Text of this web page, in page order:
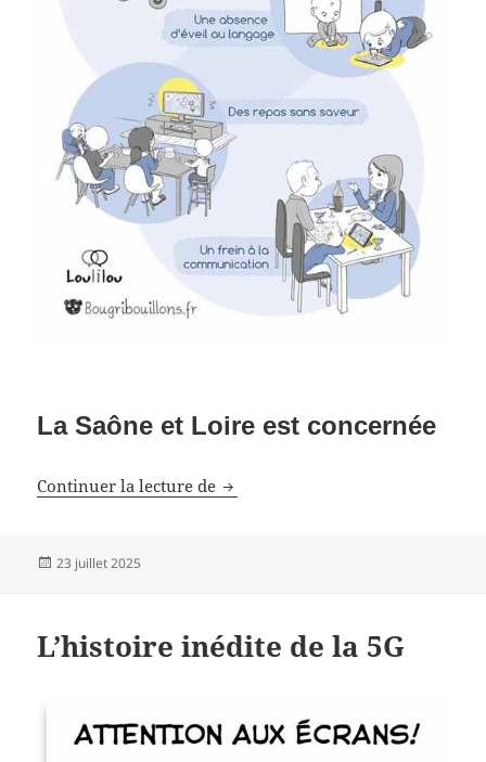
La Saône et Loire est concernée
Continuer la lecture de Projet de mine
Publié
23 juillet 2025
L’histoire inédite de la 5G